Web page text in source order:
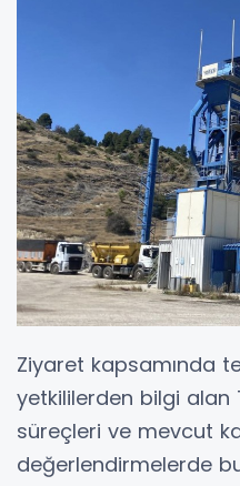
Ziyaret kapsamında
yetkililerden bilgi
süreçleri ve mevcut
değerlendirmelerde